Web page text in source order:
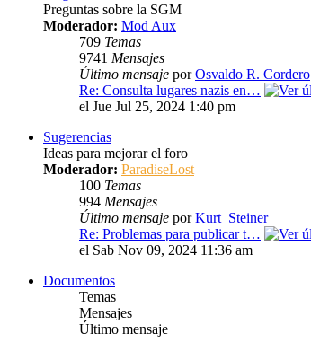
Preguntas sobre la SGM
Moderador: Mod Aux
709 Temas
9741 Mensajes
Último mensaje porOsvaldo R. Cordero
Re: Consulta lugares nazis en…
el Jue Jul 25, 2024 1:40 pm
Sugerencias
Ideas para mejorar el foro
Moderador: ParadiseLost
100 Temas
994 Mensajes
Último mensaje porKurt_Steiner
Re: Problemas para publicar t…
el Sab Nov 09, 2024 11:36 am
Documentos
Temas
Mensajes
Último mensaje